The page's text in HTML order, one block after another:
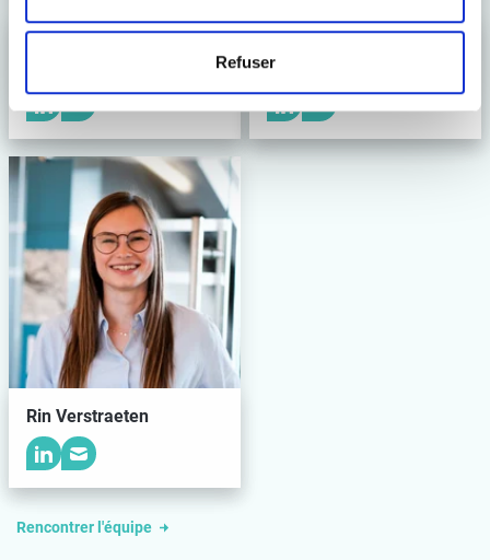
Refuser
Rin Verstraeten
Rencontrer l'équipe